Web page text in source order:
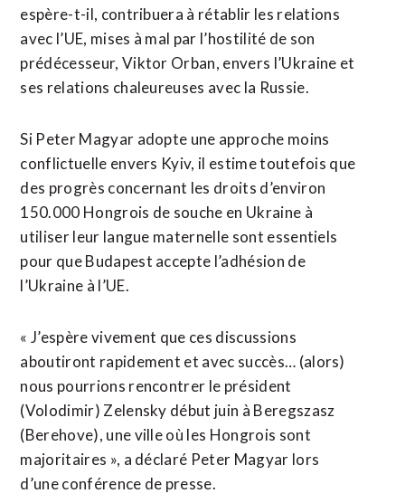
espère-t-il, contribuera à rétablir les relations
avec ‌l’UE, mises à mal ‌par l’hostilité de son
prédécesseur, Viktor Orban, envers l’Ukraine et
ses relations chaleureuses avec la Russie.
Si Peter Magyar adopte une approche moins
conflictuelle envers Kyiv, il estime toutefois que
des progrès concernant les droits ​d’environ
150.000 Hongrois de souche en Ukraine à
utiliser leur langue maternelle sont essentiels
pour que Budapest accepte l’adhésion de
l’Ukraine à l’UE.
« J’espère vivement que ces discussions
aboutiront rapidement et avec succès… (alors)
nous pourrions rencontrer le président
(Volodimir) Zelensky début juin à Beregszasz
(Berehove), une ville où les Hongrois sont
majoritaires », a déclaré Peter Magyar lors
d’une conférence de presse.